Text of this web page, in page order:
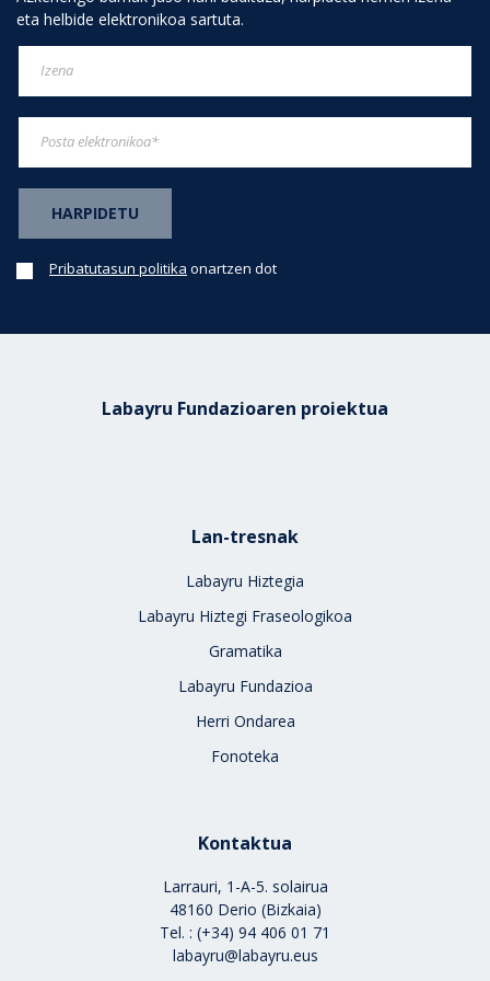
eta helbide elektronikoa sartuta.
Pribatutasun politika onartzen dot
Labayru Fundazioaren proiektua
Lan-tresnak
Labayru Hiztegia
Labayru Hiztegi Fraseologikoa
Gramatika
Labayru Fundazioa
Herri Ondarea
Fonoteka
Kontaktua
Larrauri, 1-A-5. solairua
48160 Derio (Bizkaia)
Tel. : (+34) 94 406 01 71
labayru@labayru.eus